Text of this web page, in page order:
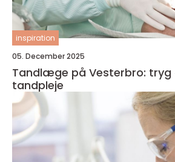
inspiration
05. December 2025
Tandlæge på Vesterbro: tryg
tandpleje